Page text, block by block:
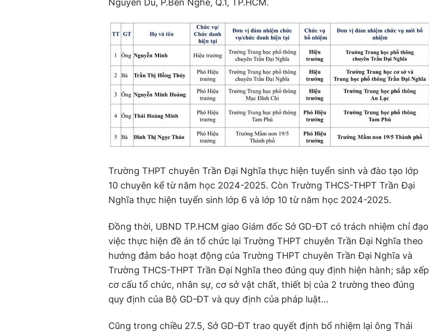
Nguyễn Du, P.Bến Nghé, Q.1, TP.HCM.
Trường THPT chuyên Trần Đại Nghĩa thực hiện tuyển sinh và đào tạo lớp
10 chuyên kể từ năm học 2024-2025. Còn Trường THCS-THPT Trần Đại
Nghĩa thực hiện tuyển sinh lớp 6 và lớp 10 từ năm học 2024-2025.
Đồng thời, UBND TP.HCM giao Giám đốc Sở GD-ĐT có trách nhiệm chỉ đạo
việc thực hiện đề án tổ chức lại Trường THPT chuyên Trần Đại Nghĩa theo
hướng đảm bảo hoạt động của Trường THPT chuyên Trần Đại Nghĩa và
Trường THCS-THPT Trần Đại Nghĩa theo đúng quy định hiện hành; sắp xếp
cơ cấu tổ chức, nhân sự, cơ sở vật chất, thiết bị của 2 trường theo đúng
quy định của Bộ GD-ĐT và quy định của pháp luật…
Cũng trong chiều 27.5, Sở GD-ĐT trao quyết định bổ nhiệm lại ông Thái